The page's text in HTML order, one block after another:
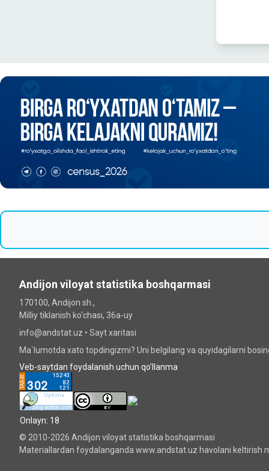
Andijon viloyat statistika boshqarmasi
170100, Andijon sh.,
Milliy tiklanish ko‘chаsi, 36a-uy
info@andstat.uz • Sayt xaritasi
Ma`lumotda xato topdingizmi? Uni belgilang va quyidagilarni
Veb-saytdan foydalanish uchun qo'llanma
Onlayn: 18
© 2010-2026 Andijon viloyat statistika boshqarmasi
Materiallardan foydalanganda www.andstat.uz havolani keltirish